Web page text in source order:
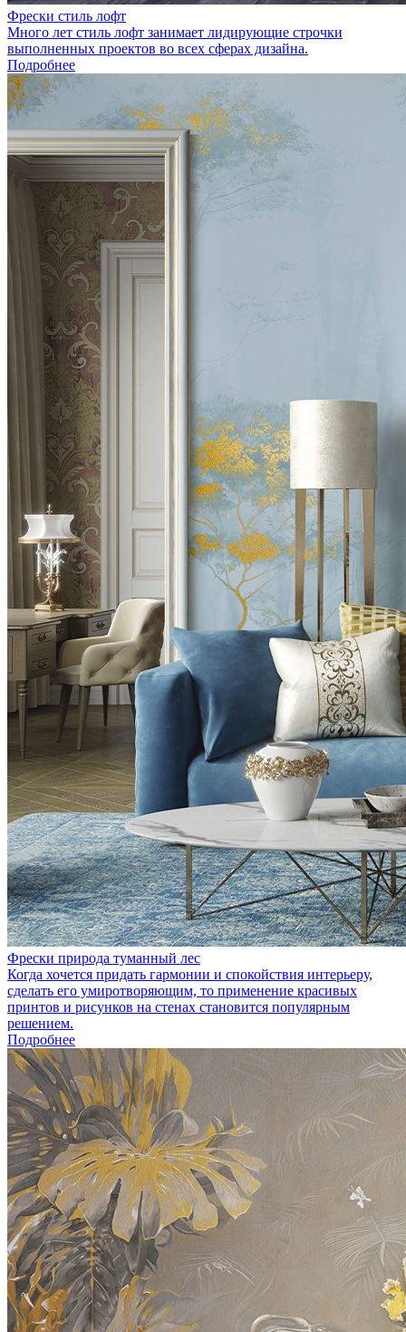
Фрески стиль лофт
Много лет стиль лофт занимает лидирующие строчки
выполненных проектов во всех сферах дизайна.
Подробнее
Фрески природа туманный лес
Когда хочется придать гармонии и спокойствия интерьеру,
сделать его умиротворяющим, то применение красивых
принтов и рисунков на стенах становится популярным
решением.
Подробнее